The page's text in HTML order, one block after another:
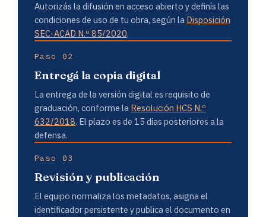
Autorizás la difusión en acceso abierto y definís las
condiciones de uso de tu obra, según la Disposición
SEC-ACAD N.º 85/2020.
Paso 02
Entregá la copia digital
La entrega de la versión digital es requisito de
graduación, conforme la Resolución HCS N.º
632/2018. El plazo es de 15 días posteriores a la
defensa.
Paso 03
Revisión y publicación
El equipo normaliza los metadatos, asigna el
identificador persistente y publica el documento en